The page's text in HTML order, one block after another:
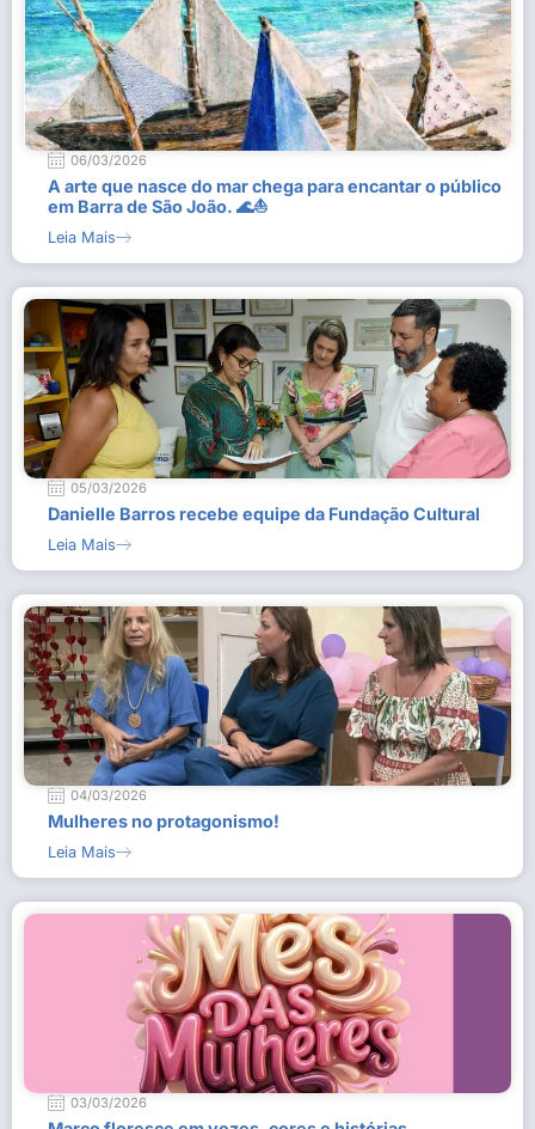
06/03/2026
A arte que nasce do mar chega para encantar o público
em Barra de São João. 🌊⛵
Leia Mais
05/03/2026
Danielle Barros recebe equipe da Fundação Cultural
Leia Mais
04/03/2026
Mulheres no protagonismo!
Leia Mais
03/03/2026